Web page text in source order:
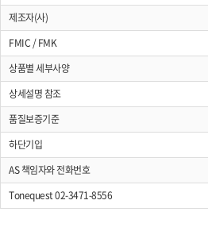
제조자(사)
FMIC / FMK
상품별 세부사양
상세설명 참조
품질보증기준
하단기입
AS 책임자와 전화번호
Tonequest 02-3471-8556